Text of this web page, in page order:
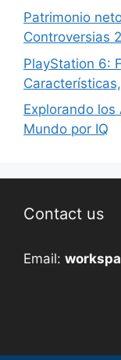
Patrimonio
Controversias
PlayStation 6:
Explorando
Mundo por IQ
Contact us
Email: